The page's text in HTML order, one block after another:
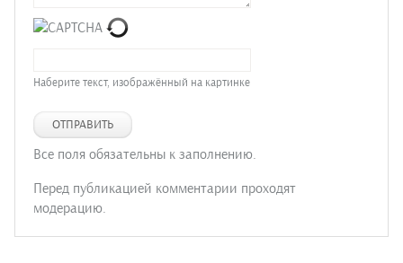
Наберите текст, изображённый на картинке
ОТПРАВИТЬ
Все поля обязательны к заполнению.
Перед публикацией комментарии проходят
модерацию.